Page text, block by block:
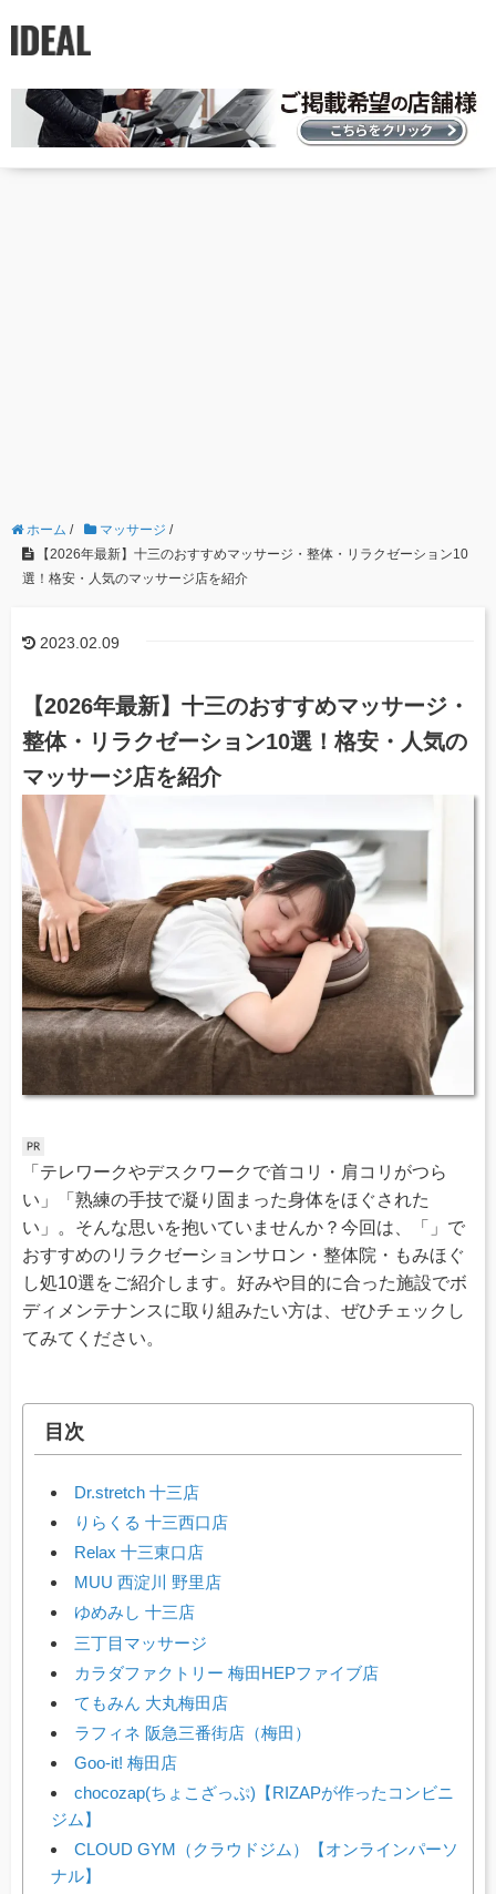
ホーム / マッサージ /
【2026年最新】十三のおすすめマッサージ・整体・リラクゼーション10
選！格安・人気のマッサージ店を紹介
2023.02.09
【2026年最新】十三のおすすめマッサージ・
整体・リラクゼーション10選！格安・人気の
マッサージ店を紹介
「テレワークやデスクワークで首コリ・肩コリがつら
い」「熟練の手技で凝り固まった身体をほぐされた
い」。そんな思いを抱いていませんか？今回は、「」で
おすすめのリラクゼーションサロン・整体院・もみほぐ
し処10選をご紹介します。好みや目的に合った施設でボ
ディメンテナンスに取り組みたい方は、ぜひチェックし
てみてください。
目次
Dr.stretch 十三店
りらくる 十三西口店
Relax 十三東口店
MUU 西淀川 野里店
ゆめみし 十三店
三丁目マッサージ
カラダファクトリー 梅田HEPファイブ店
てもみん 大丸梅田店
ラフィネ 阪急三番街店（梅田）
Goo-it! 梅田店
chocozap(ちょこざっぷ)【RIZAPが作ったコンビニ
ジム】
CLOUD GYM（クラウドジム）【オンラインパーソ
ナル】